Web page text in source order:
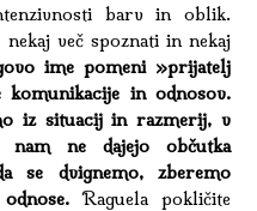
barv in oblik.
več spoznati in nekaj
ime pomeni »prijatelj
in odnosov.
iz situacij in razmerij, v
ne dajejo občutka
se dvignemo, zberemo
Raguela pokličite